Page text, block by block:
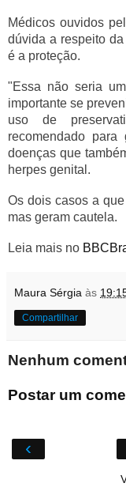
Médicos ouvidos
dúvida a respeito
é a proteção.
"Essa não seria
importante se
uso de
recomendado
doenças que
herpes genital.
Os dois casos a
mas geram cautela.
Leia mais no
Maura Sérgia às
Compartilhar
Nenhum
Postar um
‹